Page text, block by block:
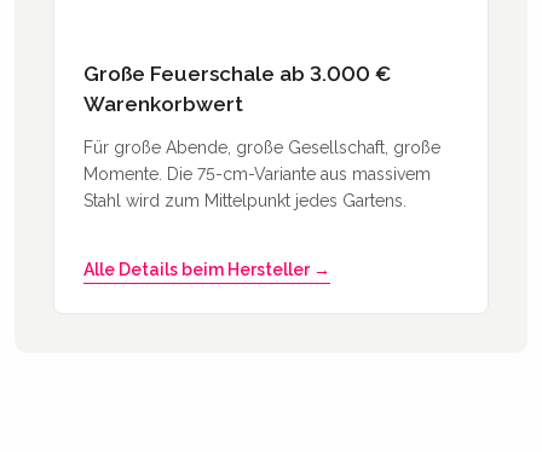
Große Feuerschale ab 3.000 €
Warenkorbwert
Für große Abende, große Gesellschaft, große
Momente. Die 75-cm-Variante aus massivem
Stahl wird zum Mittelpunkt jedes Gartens.
Alle Details beim Hersteller →